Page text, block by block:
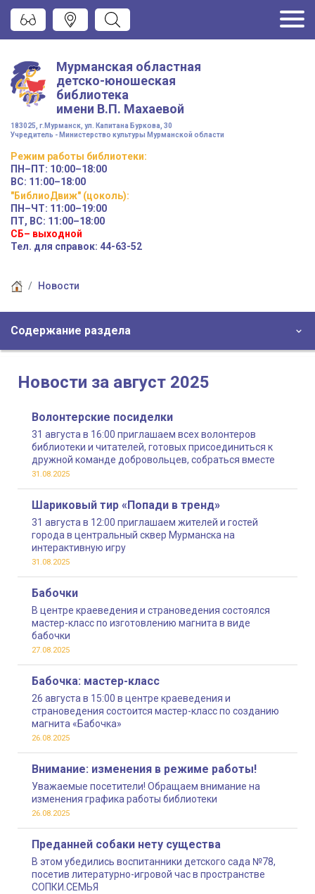
Мурманская областная
детско-юношеская
библиотека
имени В.П. Махаевой
183025, г.Мурманск, ул. Капитана Буркова, 30
Учредитель - Министерство культуры Мурманской области
Режим работы библиотеки:
ПН–ПТ: 10:00–18:00
ВС: 11:00–18:00
"БиблиоДвиж" (цоколь):
ПН–ЧТ: 11:00–19:00
ПТ, ВС: 11:00–18:00
СБ– выходной
Тел. для справок: 44-63-52
Новости
Содержание раздела
Новости за август 2025
Волонтерские посиделки
31 августа в 16:00 приглашаем всех волонтеров
библиотеки и читателей, готовых присоединиться к
дружной команде добровольцев, собраться вместе
31.08.2025
Шариковый тир «Попади в тренд»
31 августа в 12:00 приглашаем жителей и гостей
города в центральный сквер Мурманска на
интерактивную игру
31.08.2025
Бабочки
В центре краеведения и страноведения состоялся
мастер-класс по изготовлению магнита в виде
бабочки
27.08.2025
Бабочка: мастер-класс
26 августа в 15:00 в центре краеведения и
страноведения состоится мастер-класс по созданию
магнита «Бабочка»
26.08.2025
Внимание: изменения в режиме работы!
Уважаемые посетители! Обращаем внимание на
изменения графика работы библиотеки
26.08.2025
Преданней собаки нету существа
В этом убедились воспитанники детского сада №78,
посетив литературно-игровой час в пространстве
СОПКИ.СЕМЬЯ